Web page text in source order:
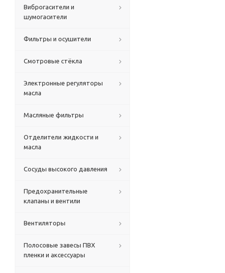
Виброгасители и
шумогасители
Фильтры и осушители
Смотровые стёкла
Электронные регуляторы
масла
Масляные фильтры
Отделители жидкости и
масла
Сосуды высокого давления
Предохранительные
клапаны и вентили
Вентиляторы
Полосовые завесы ПВХ
пленки и аксессуары